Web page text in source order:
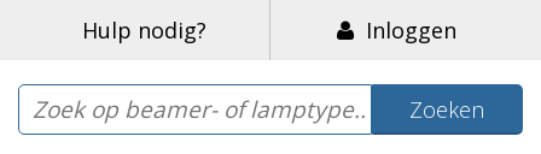
Hulp nodig? Inloggen
Zoeken